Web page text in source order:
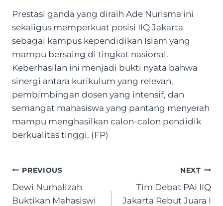
Prestasi ganda yang diraih Ade Nurisma ini
sekaligus memperkuat posisi IIQ Jakarta
sebagai kampus kependidikan Islam yang
mampu bersaing di tingkat nasional.
Keberhasilan ini menjadi bukti nyata bahwa
sinergi antara kurikulum yang relevan,
pembimbingan dosen yang intensif, dan
semangat mahasiswa yang pantang menyerah
mampu menghasilkan calon-calon pendidik
berkualitas tinggi. (FP)
Post
navigation
PREVIOUS
Dewi Nurhalizah
Buktikan Mahasiswi
NEXT
Tim Debat PAI IIQ
Jakarta Rebut Juara I